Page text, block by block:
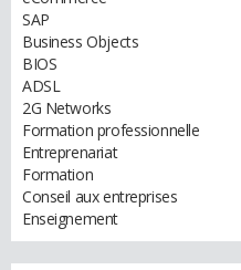
SAP
Business Objects
BIOS
ADSL
2G Networks
Formation professionnelle
Entreprenariat
Formation
Conseil aux entreprises
Enseignement